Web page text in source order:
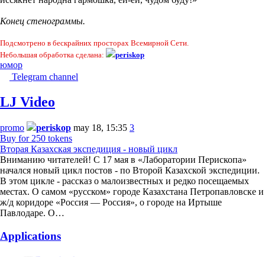
Конец стенограммы.
Подсмотрено в бескрайних просторах Всемирной Сети.
Небольшая обработка сделана:
periskop
юмор
Telegram channel
LJ Video
promo periskop may 18, 15:35 3
Buy for 250 tokens
Вторая Казахская экспедиция - новый цикл
Вниманию читателей! С 17 мая в «Лаборатории Перископа»
начался новый цикл постов - по Второй Казахской экспедиции.
В этом цикле - рассказ о малоизвестных и редко посещаемых
местах. О самом «русском» городе Казахстана Петропавловске и
ж/д коридоре «Россия — Россия», о городе на Иртыше
Павлодаре. О…
Applications